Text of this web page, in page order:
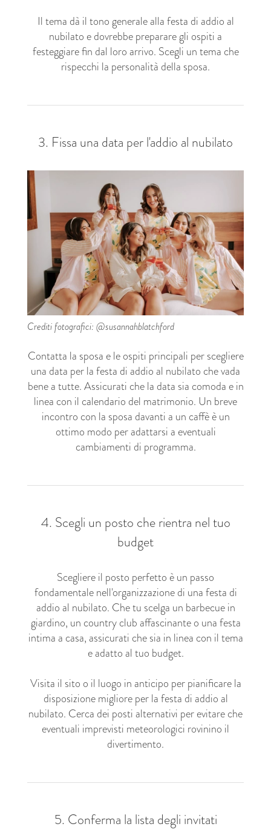
Il tema dà il tono generale alla festa di addio al
nubilato e dovrebbe preparare gli ospiti a
festeggiare fin dal loro arrivo. Scegli un tema che
rispecchi la personalità della sposa.
3. Fissa una data per l'addio al nubilato
Crediti fotografici: @susannahblatchford
Contatta la sposa e le ospiti principali per scegliere
una data per la festa di addio al nubilato che vada
bene a tutte. Assicurati che la data sia comoda e in
linea con il calendario del matrimonio. Un breve
incontro con la sposa davanti a un caffè è un
ottimo modo per adattarsi a eventuali
cambiamenti di programma.
4. Scegli un posto che rientra nel tuo
budget
Scegliere il posto perfetto è un passo
fondamentale nell'organizzazione di una festa di
addio al nubilato. Che tu scelga un barbecue in
giardino, un country club affascinante o una festa
intima a casa, assicurati che sia in linea con il tema
e adatto al tuo budget.
Visita il sito o il luogo in anticipo per pianificare la
disposizione migliore per la festa di addio al
nubilato. Cerca dei posti alternativi per evitare che
eventuali imprevisti meteorologici rovinino il
divertimento.
5. Conferma la lista degli invitati